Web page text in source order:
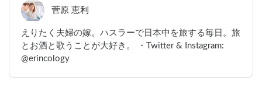
菅原 恵利
えりたく夫婦の嫁。ハスラーで日本中を旅する毎日。旅
とお酒と歌うことが大好き。 ・Twitter & Instagram:
@erincology